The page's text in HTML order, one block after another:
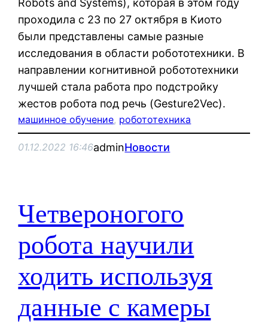
проходила с 23 по 27 октября в Киото
были представлены самые разные
исследования в области робототехники. В
направлении когнитивной робототехники
лучшей стала работа про подстройку
жестов робота под речь (Gesture2Vec).
машинное обучение, робототехника
01.12.2022 16:46adminНовости
Четвероногого
робота научили
ходить используя
данные с камеры